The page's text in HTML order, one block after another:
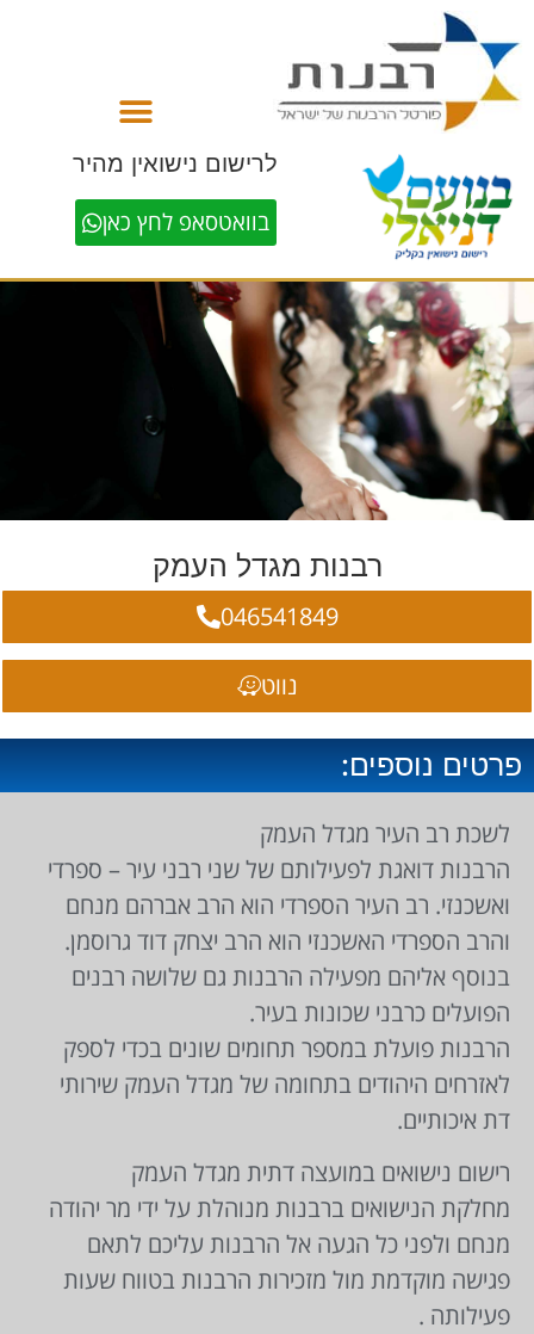
לרישום נישואין מהיר
בוואטסאפ לחץ כאן
רבנות מגדל העמק
046541849
נווט
פרטים נוספים:
לשכת רב העיר מגדל העמק
הרבנות דואגת לפעילותם של שני רבני עיר – ספרדי
ואשכנזי. רב העיר הספרדי הוא הרב אברהם מנחם
והרב הספרדי האשכנזי הוא הרב יצחק דוד גרוסמן.
בנוסף אליהם מפעילה הרבנות גם שלושה רבנים
הפועלים כרבני שכונות בעיר.
הרבנות פועלת במספר תחומים שונים בכדי לספק
לאזרחים היהודים בתחומה של מגדל העמק שירותי
דת איכותיים.
רישום נישואים במועצה דתית מגדל העמק
מחלקת הנישואים ברבנות מנוהלת על ידי מר יהודה
מנחם ולפני כל הגעה אל הרבנות עליכם לתאם
פגישה מוקדמת מול מזכירות הרבנות בטווח שעות
פעילותה .